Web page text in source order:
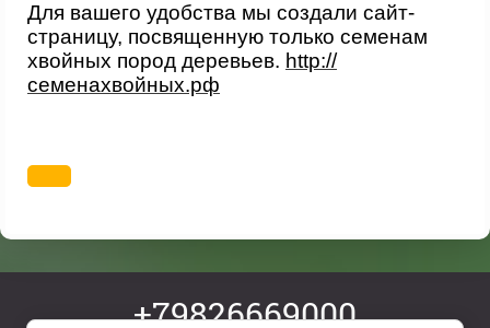
Для вашего удобства мы создали сайт-
страницу, посвященную только семенам
хвойных пород деревьев. http://
семенахвойных.рф
+79826669000